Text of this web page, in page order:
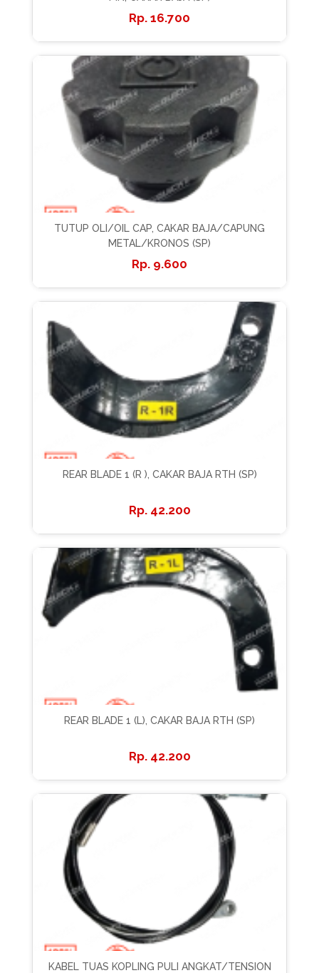
16.700
TUTUP OLI/OIL CAP, CAKAR BAJA/CAPUNG
METAL/KRONOS (SP)
9.600
REAR BLADE 1 (R ), CAKAR BAJA RTH (SP)
42.200
REAR BLADE 1 (L), CAKAR BAJA RTH (SP)
42.200
KABEL TUAS KOPLING PULI ANGKAT/TENSION